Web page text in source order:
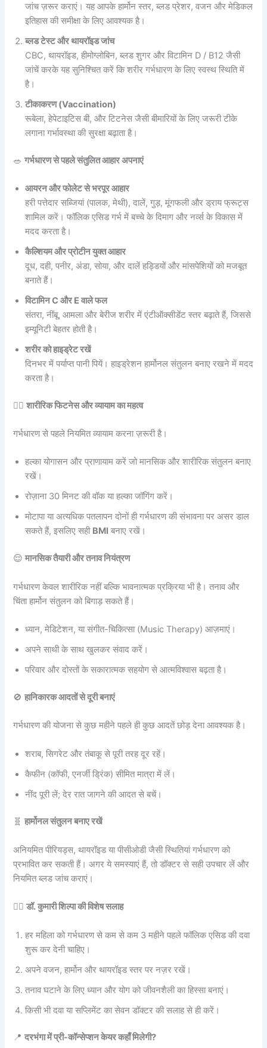
जांच ज़रूर कराएं। यह आपके हार्मोन स्तर, ब्लड प्रेशर, वजन और मेडिकल
इतिहास की समीक्षा के लिए आवश्यक है।
ब्लड टेस्ट और थायरॉइड जांच
CBC, थायरॉइड, हीमोग्लोबिन, ब्लड शुगर और विटामिन D / B12 जैसी
जांचें करके यह सुनिश्चित करें कि शरीर गर्भधारण के लिए स्वस्थ स्थिति में
है।
टीकाकरण (Vaccination)
रूबेला, हेपेटाइटिस बी, और टिटनेस जैसी बीमारियों के लिए जरूरी टीके
लगाना गर्भावस्था की सुरक्षा बढ़ाता है।
🥗गर्भधारण से पहले संतुलित आहार अपनाएं
आयरन और फोलेट से भरपूर आहार
हरी पत्तेदार सब्जियां (पालक, मेथी), दालें, गुड़, मूंगफली और ड्राय फ्रूट्स
शामिल करें। फॉलिक एसिड गर्भ में बच्चे के दिमाग और नर्व्स के विकास में
मदद करता है।
कैल्शियम और प्रोटीन युक्त आहार
दूध, दही, पनीर, अंडा, सोया, और दालें हड्डियों और मांसपेशियों को मजबूत
बनाते हैं।
विटामिन C और E वाले फल
संतरा, नींबू, आमला और बेरीज शरीर में एंटीऑक्सीडेंट स्तर बढ़ाते हैं, जिससे
इम्यूनिटी बेहतर होती है।
शरीर को हाइड्रेट रखें
दिनभर में पर्याप्त पानी पियें। हाइड्रेशन हार्मोनल संतुलन बनाए रखने में मदद
करता है।
🏃‍♀️शारीरिक फिटनेस और व्यायाम का महत्व
गर्भधारण से पहले नियमित व्यायाम करना ज़रूरी है।
हल्का योगासन और प्राणायाम करें जो मानसिक और शारीरिक संतुलन बनाए
रखें।
रोज़ाना 30 मिनट की वॉक या हल्का जॉगिंग करें।
मोटापा या अत्यधिक पतलापन दोनों ही गर्भधारण की संभावना पर असर डाल
सकते हैं, इसलिए सही BMI बनाए रखें।
😌मानसिक तैयारी और तनाव नियंत्रण
गर्भधारण केवल शारीरिक नहीं बल्कि भावनात्मक प्रक्रिया भी है। तनाव और
चिंता हार्मोन संतुलन को बिगाड़ सकते हैं।
ध्यान, मेडिटेशन, या संगीत-चिकित्सा (Music Therapy) आज़माएं।
अपने साथी के साथ खुलकर संवाद करें।
परिवार और दोस्तों के सकारात्मक सहयोग से आत्मविश्वास बढ़ता है।
🚫हानिकारक आदतों से दूरी बनाएं
गर्भधारण की योजना से कुछ महीने पहले ही कुछ आदतें छोड़ देना आवश्यक है।
शराब, सिगरेट और तंबाकू से पूरी तरह दूर रहें।
कैफीन (कॉफी, एनर्जी ड्रिंक) सीमित मात्रा में लें।
नींद पूरी लें; देर रात जागने की आदत से बचें।
🧬हार्मोनल संतुलन बनाए रखें
अनियमित पीरियड्स, थायरॉइड या पीसीओडी जैसी स्थितियां गर्भधारण को
प्रभावित कर सकती हैं। अगर ये समस्याएं हैं, तो डॉक्टर से सही उपचार लें और
नियमित ब्लड जांच कराएं।
👩‍⚕️डॉ. कुमारी शिल्पा की विशेष सलाह
हर महिला को गर्भधारण से कम से कम 3 महीने पहले फॉलिक एसिड की दवा
शुरू कर देनी चाहिए।
अपने वजन, हार्मोन और थायरॉइड स्तर पर नज़र रखें।
तनाव घटाने के लिए ध्यान और योग को जीवनशैली का हिस्सा बनाएं।
किसी भी दवा या सप्लिमेंट का सेवन डॉक्टर की सलाह से ही करें।
📍दरभंगा में प्री-कॉन्सेप्शन केयर कहाँ मिलेगी?